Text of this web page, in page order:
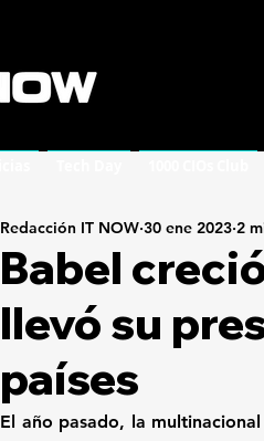
Babel
llevó su
países
Redacción IT NOW 30 ene 2023 2
El año pasado, la